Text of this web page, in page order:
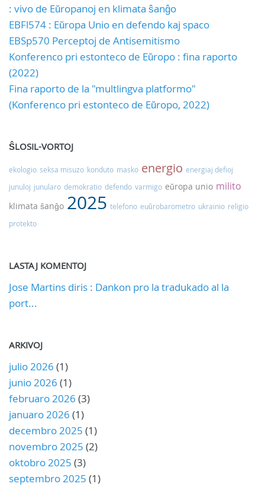
: vivo de Eŭropanoj en klimata ŝanĝo
EBFl574 : Eŭropa Unio en defendo kaj spaco
EBSp570 Perceptoj de Antisemitismo
Konferenco pri estonteco de Eŭropo : fina raporto
(2022)
Fina raporto de la "multlingva platformo"
(Konferenco pri estonteco de Eŭropo, 2022)
ŜLOSIL-VORTOJ
ekologio seksa misuzo konduto masko energio energiaj defioj
junuloj junularo demokratio defendo varmigo eŭropa unio milito
klimata ŝanĝo 2025 telefono euŭrobarometro ukrainio religio
protekto
LASTAJ KOMENTOJ
Jose Martins diris : Dankon pro la tradukado al la
port...
ARKIVOJ
julio 2026 (1)
junio 2026 (1)
februaro 2026 (3)
januaro 2026 (1)
decembro 2025 (1)
novembro 2025 (2)
oktobro 2025 (3)
septembro 2025 (1)